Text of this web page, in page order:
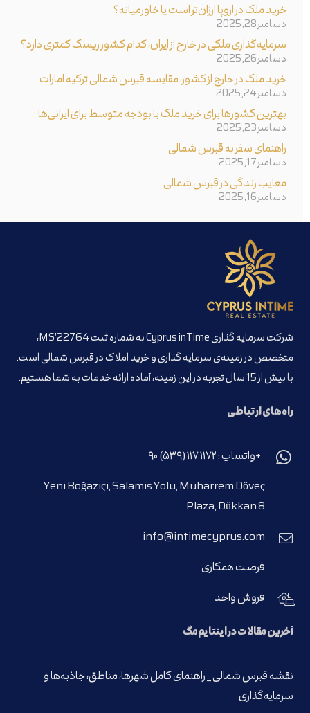
خرید ملک در اروپا ارزان‌تر است یا خاورمیانه؟
دسامبر 28, 2025
سرمایه‌گذاری ملکی در خارج از ایران، کدام کشور ریسک کمتری دارد؟
دسامبر 26, 2025
خرید ملک در خارج از کشور، مقایسه قبرس شمالی ترکیه امارات
دسامبر 24, 2025
بهترین کشورها برای خرید ملک با بودجه متوسط برای ایرانی‌ها
دسامبر 23, 2025
راهنمای سفر به قبرس شمالی
دسامبر 17, 2025
معایب زندگی در قبرس شمالی
دسامبر 16, 2025
شرکت سرمایه گذاری Cyprus inTime به شماره ثبت MS’22764،
متخصص در زمینه‌ی سرمایه گذاری و خرید املاک در قبرس شمالی است.
با بیش از 15 سال تجربه در این زمینه، آماده ارائه خدمات به شما هستیم.
راه‌های ارتباطی
+واتساپ : ۱۱۷۲ ۱۱۷ (۵۳۹) ۹۰
Yeni Boğaziçi, Salamis Yolu, Muharrem Döveç
Plaza, Dükkan 8
info@intimecyprus.com
فرصت همکاری
فروش واحد
آخرین مقالات در اینتایم‌مگ
نقشه قبرس شمالی _ راهنمای کامل شهرها، مناطق، جاذبه‌ها و
سرمایه‌گذاری